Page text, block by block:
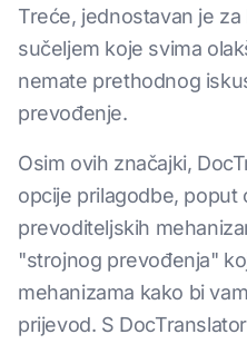
Treće, jednostavan je
sučeljem koje svima
nemate prethodnog
prevođenje.
Osim ovih značajki,
opcije prilagodbe, poput
prevoditeljskih
"strojnog prevođenja"
mehanizama kako bi
prijevod. S